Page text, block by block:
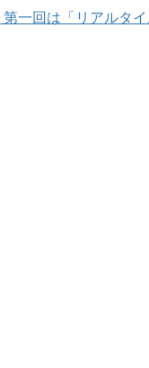
一回は「リアルタ